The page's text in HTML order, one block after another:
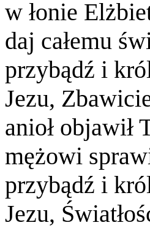
w łonie
daj całemu
przybądź i
Jezu,
anioł objawił
mężowi
przybądź i
Jezu,